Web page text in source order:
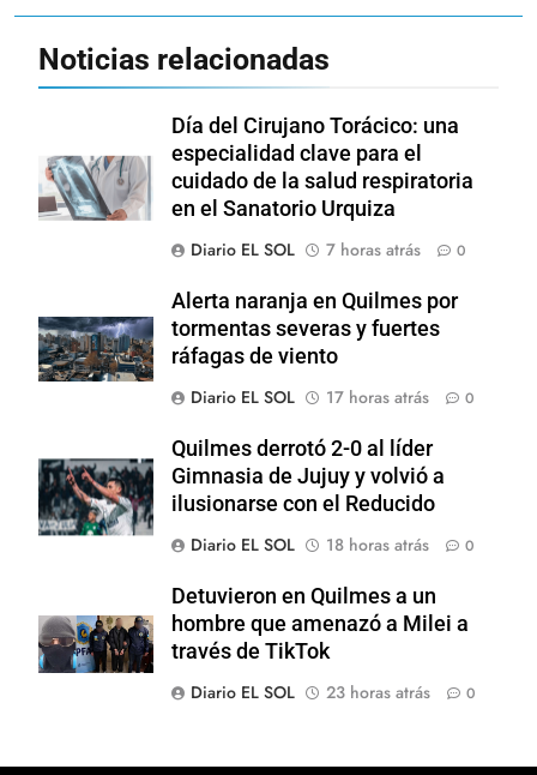
Noticias relacionadas
Día del Cirujano Torácico: una
especialidad clave para el
cuidado de la salud respiratoria
en el Sanatorio Urquiza
Diario EL SOL
7 horas atrás 0
Alerta naranja en Quilmes por
tormentas severas y fuertes
ráfagas de viento
Diario EL SOL
17 horas atrás 0
Quilmes derrotó 2-0 al líder
Gimnasia de Jujuy y volvió a
ilusionarse con el Reducido
Diario EL SOL
18 horas atrás 0
Detuvieron en Quilmes a un
hombre que amenazó a Milei a
través de TikTok
Diario EL SOL
23 horas atrás 0